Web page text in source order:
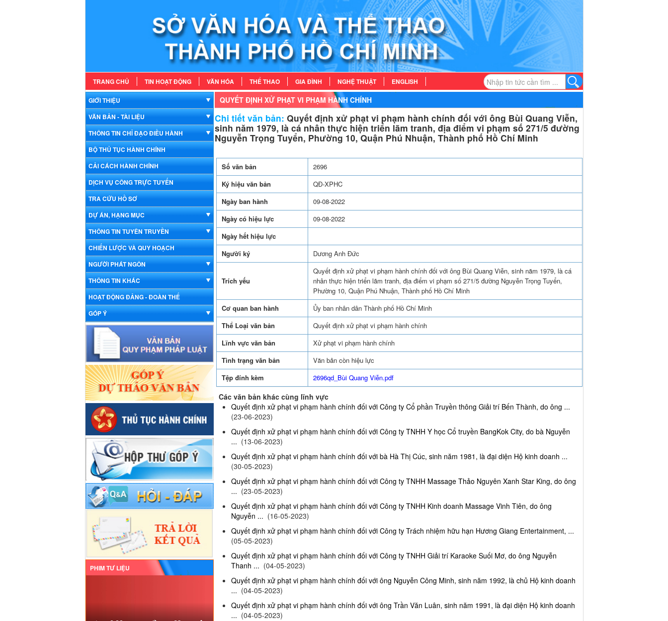
TRANG CHỦ TIN HOẠT ĐỘNG VĂN HÓA THỂ THAO GIA ĐÌNH NGHỆ THUẬT ENGLISH
GIỚI THIỆU
VĂN BẢN - TÀI LIỆU
THÔNG TIN CHỈ ĐẠO ĐIỀU HÀNH
BỘ THỦ TỤC HÀNH CHÍNH
CẢI CÁCH HÀNH CHÍNH
DỊCH VỤ CÔNG TRỰC TUYẾN
TRA CỨU HỒ SƠ
DỰ ÁN, HẠNG MỤC
THÔNG TIN TUYÊN TRUYỀN
CHIẾN LƯỢC VÀ QUY HOẠCH
NGƯỜI PHÁT NGÔN
THÔNG TIN KHÁC
HOẠT ĐỘNG ĐẢNG - ĐOÀN THỂ
GÓP Ý
PHIM TƯ LIỆU
QUYẾT ĐỊNH XỬ PHẠT VI PHẠM HÀNH CHÍNH
Chi tiết văn bản: Quyết định xử phạt vi phạm hành chính đối với ông Bùi Quang Viễn,
sinh năm 1979, là cá nhân thực hiện triển lãm tranh, địa điểm vi phạm số 271/5 đường
Nguyễn Trọng Tuyển, Phường 10, Quận Phú Nhuận, Thành phố Hồ Chí Minh
Số văn bản
2696
Ký hiệu văn bản
QĐ-XPHC
Ngày ban hành
09-08-2022
Ngày có hiệu lực
09-08-2022
Ngày hết hiệu lực
Người ký
Dương Anh Đức
Trích yếu
Quyết định xử phạt vi phạm hành chính đối với ông Bùi Quang Viễn, sinh năm 1979, là cá
nhân thực hiện triển lãm tranh, địa điểm vi phạm số 271/5 đường Nguyễn Trọng Tuyển,
Phường 10, Quận Phú Nhuận, Thành phố Hồ Chí Minh
Cơ quan ban hành
Ủy ban nhân dân Thành phố Hồ Chí Minh
Thể Loại văn bản
Quyết định xử phạt vi phạm hành chính
Lĩnh vực văn bản
Xử phạt vi phạm hành chính
Tình trạng văn bản
Văn bản còn hiệu lực
Tệp đính kèm
2696qd_Bùi Quang Viễn.pdf
Các văn bản khác cùng lĩnh vực
Quyết định xử phạt vi phạm hành chính đối với Công ty Cổ phần Truyền thông Giải trí Bến Thành, do ông ...
(23-06-2023)
Quyết định xử phạt vi phạm hành chính đối với Công ty TNHH Y học Cổ truyền BangKok City, do bà Nguyễn
... (13-06-2023)
Quyết định xử phạt vi phạm hành chính đối với bà Hà Thị Cúc, sinh năm 1981, là đại diện Hộ kinh doanh ...
(30-05-2023)
Quyết định xử phạt vi phạm hành chính đối với Công ty TNHH Massage Thảo Nguyên Xanh Star King, do ông
... (23-05-2023)
Quyết định xử phạt vi phạm hành chính đối với Công ty TNHH Kinh doanh Massage Vinh Tiên, do ông
Nguyễn ... (16-05-2023)
Quyết định xử phạt vi phạm hành chính đối với Công ty Trách nhiệm hữu hạn Hương Giang Entertainment, ...
(05-05-2023)
Quyết định xử phạt vi phạm hành chính đối với Công ty TNHH Giải trí Karaoke Suối Mơ, do ông Nguyễn
Thanh ... (04-05-2023)
Quyết định xử phạt vi phạm hành chính đối với ông Nguyễn Công Minh, sinh năm 1992, là chủ Hộ kinh doanh
... (04-05-2023)
Quyết định xử phạt vi phạm hành chính đối với ông Trần Văn Luân, sinh năm 1991, là đại diện Hộ kinh doanh
... (04-05-2023)